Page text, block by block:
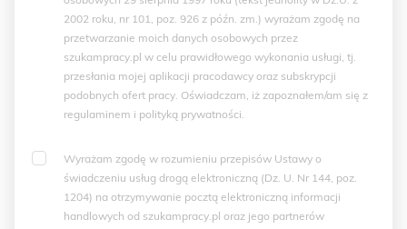
2002 roku, nr 101, poz. 926 z późn. zm.) wyrażam zgodę na
przetwarzanie moich danych osobowych przez
szukampracy.pl w celu prawidłowego wykonania usługi, tj.
przesłania mojej aplikacji pracodawcy oraz subskrypcji
podobnych ofert pracy. Oświadczam, iż zapoznałem/am się z
regulaminem i polityką prywatności.
Wyrażam zgodę w rozumieniu przepisów Ustawy o
świadczeniu usług drogą elektroniczną (Dz. U. Nr 144, poz.
1204) na otrzymywanie pocztą elektroniczną informacji
handlowych od szukampracy.pl oraz jego partnerów